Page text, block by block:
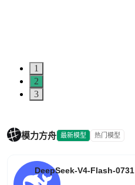
1
2
3
模力方舟 最新模型 热门模型
DeepSeek-V4-Flash-0731